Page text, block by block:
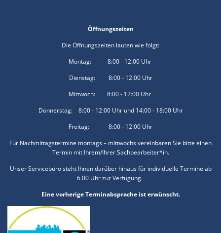
Öffnungszeiten
Die Öffnungszeiten lauten wie folgt:
Montag: 8:00 - 12:00 Uhr
Dienstag: 8:00 - 12:00 Uhr
Mittwoch: 8:00 - 12:00 Uhr
Donnerstag: 8:00 - 12:00 Uhr und 14:00 - 18:00 Uhr
Freitag: 8:00 - 12:00 Uhr
Für Nachmittagstermine montags – mittwochs vereinbaren Sie bitte einen
Termin mit Ihrem/Ihrer Sachbearbeiter*in.
Unser Servicebüro steht Ihnen darüber hinaus für individuelle Termine ab
6.00 Uhr zur Verfügung.
Eine vorherige Terminabsprache ist erwünscht.